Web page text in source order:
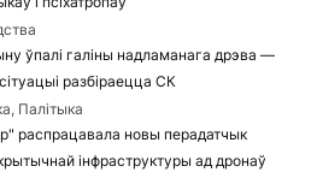
ўпалі галіны надламанага дрэва —
разбіраецца СК
Палітыка
распрацавала новы перадатчык
інфраструктуры ад дронаў